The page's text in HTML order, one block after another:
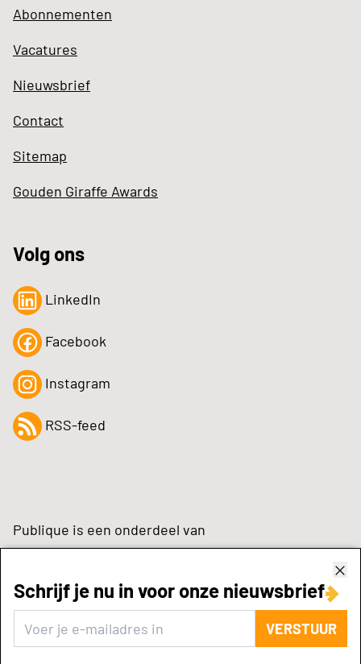
Schrijf je nu in voor onze nieuwsbrief
VERSTUUR
Abonnementen
Vacatures
Nieuwsbrief
Contact
Sitemap
Gouden Giraffe Awards
Volg ons
LinkedIn
Facebook
Instagram
RSS-feed
Publique is een onderdeel van
zynchrone.com